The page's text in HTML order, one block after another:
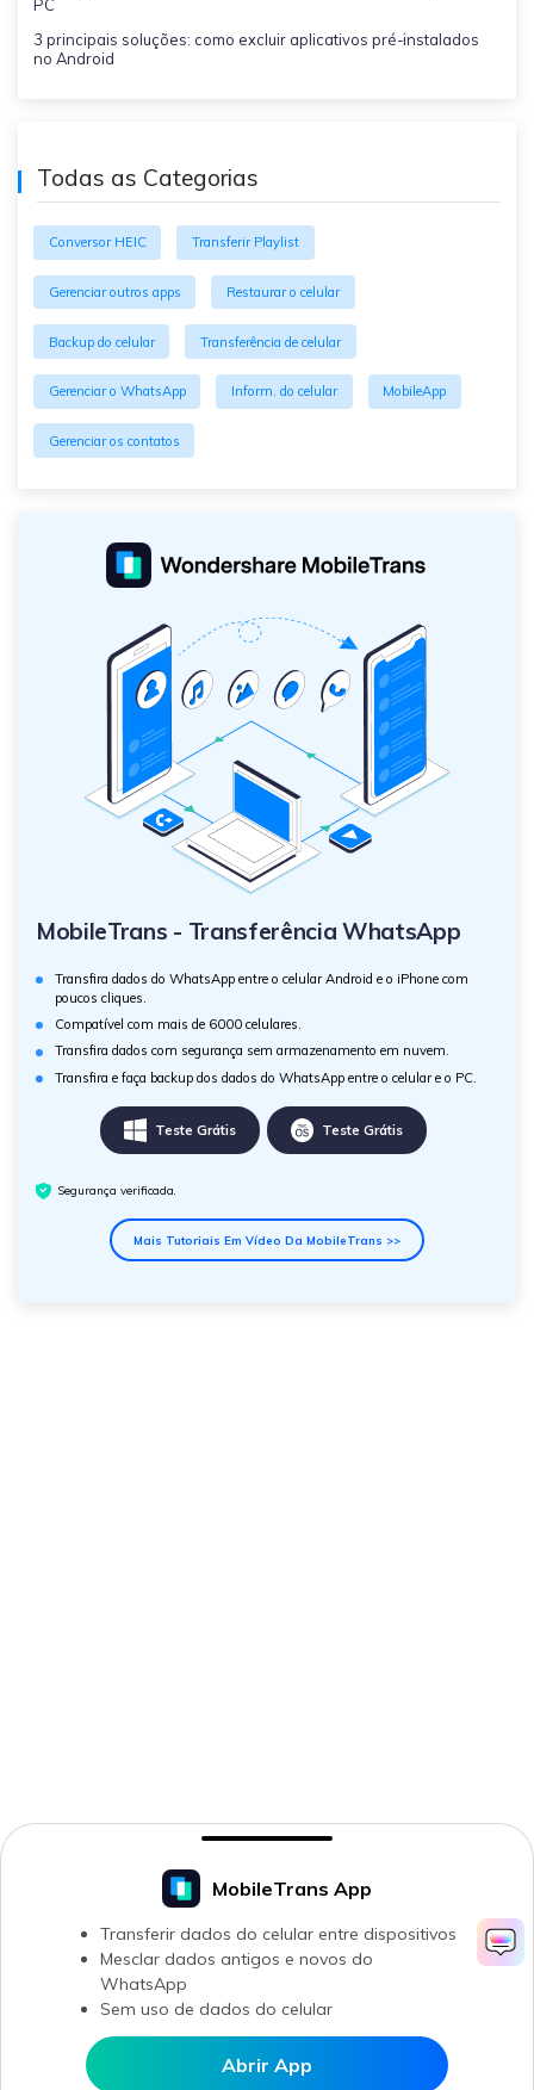
MobileTrans App
Transferir dados do celular entre dispositivos
Mesclar dados antigos e novos do
WhatsApp
Sem uso de dados do celular
Abrir App
PC
3 principais soluções: como excluir aplicativos pré-instalados
no Android
Todas as Categorias
Conversor HEIC Transferir Playlist
Gerenciar outros apps Restaurar o celular
Backup do celular Transferência de celular
Gerenciar o WhatsApp Inform. do celular MobileApp
Gerenciar os contatos
MobileTrans - Transferência WhatsApp
Transfira dados do WhatsApp entre o celular Android e o iPhone com
poucos cliques.
Compatível com mais de 6000 celulares.
Transfira dados com segurança sem armazenamento em nuvem.
Transfira e faça backup dos dados do WhatsApp entre o celular e o PC.
Teste Grátis Teste Grátis
Segurança verificada.
Mais Tutoriais Em Vídeo Da MobileTrans >>